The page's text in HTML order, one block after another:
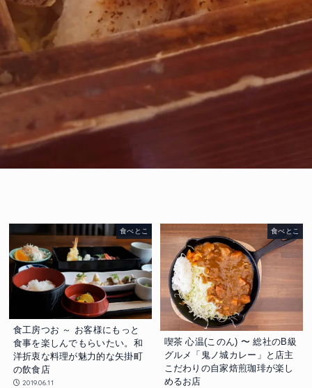
食べとこ
食工房つお ～ お客様にもっと
食事を楽しんでもらいたい。和
洋折衷な料理が魅力的な矢掛町
の飲食店
2019.06.11
食べとこ
喫茶 心温(このん) 〜 総社のB級
グルメ「鬼ノ城カレー」と店主
こだわりの自家焙煎珈琲が楽し
めるお店